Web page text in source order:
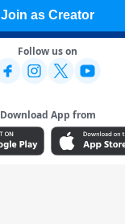
Join as Creator
Follow us on
Download App from
ADVERTISEMENT